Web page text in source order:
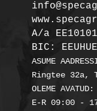
A/a
BIC:
ASUME
Ringtee 32a,
OLEME AVATUD: